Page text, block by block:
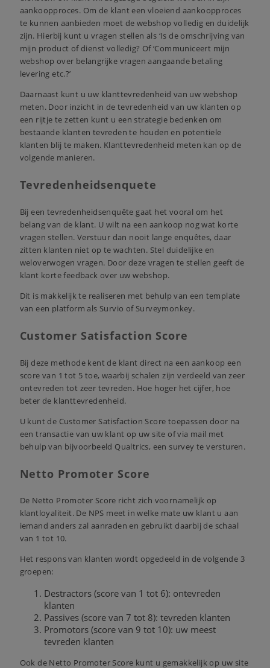
aankoopproces. Om de klant een vloeiend aankoopproces
te kunnen aanbieden moet de webshop volledig en duidelijk
zijn. Hierbij kunt u vragen stellen als ‘Is de omschrijving van
mijn product of dienst volledig? Of ‘Communiceert mijn
webshop over belangrijke vragen aangaande betaling
levering etc.?’
Daarnaast kunt u uw klanttevredenheid van uw webshop
meten. Door inzicht in de tevredenheid van uw klanten op
een rijtje te zetten kunt u een strategie bedenken om
bestaande klanten tevreden te houden en potentiele
klanten blij te maken. Klanttevredenheid meten kan op de
volgende manieren.
Tevredenheidsenquete
Bij een tevredenheidsenquête gaat het vooral om het
belang van de klant. U wilt na een aankoop nog wat korte
vragen stellen. Verstuur dan nooit lange enquêtes, daar
zitten klanten niet op te wachten. Stel duidelijke en
weloverwogen vragen. Door deze vragen te stellen geeft de
klant korte feedback over uw webshop.
Dit is makkelijk te realiseren met behulp van een template
van een platform als Survio of Surveymonkey.
Customer Satisfaction Score
Bij deze methode kent de klant direct na een aankoop een
score van 1 tot 5 toe, waarbij schalen zijn verdeeld van zeer
ontevreden tot zeer tevreden. Hoe hoger het cijfer, hoe
beter de klanttevredenheid.
U kunt de Customer Satisfaction Score toepassen door na
een transactie van uw klant op uw site of via mail met
behulp van bijvoorbeeld Qualtrics, een survey te versturen.
Netto Promoter Score
De Netto Promoter Score richt zich voornamelijk op
klantloyaliteit. De NPS meet in welke mate uw klant u aan
iemand anders zal aanraden en gebruikt daarbij de schaal
van 1 tot 10.
Het respons van klanten wordt opgedeeld in de volgende 3
groepen:
Destractors (score van 1 tot 6): ontevreden
klanten
Passives (score van 7 tot 8): tevreden klanten
Promotors (score van 9 tot 10): uw meest
tevreden klanten
Ook de Netto Promoter Score kunt u gemakkelijk op uw site